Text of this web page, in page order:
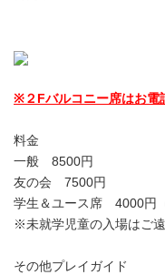
※２Fバルコニー席はお電
料金
一般 8500円
友の会 7500円
学生＆ユース席 4000円
※未就学児童の入場はご遠
その他プレイガイド